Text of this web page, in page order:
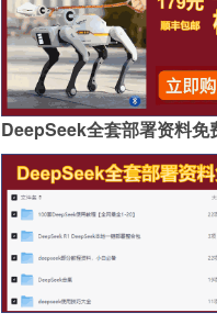
DeepSeek全套部署资料免